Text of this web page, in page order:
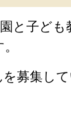
と子ども
募集し